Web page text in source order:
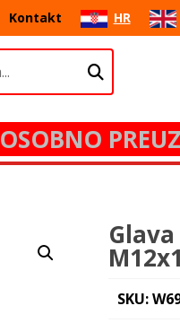
Kontakt HR
OSOBNO
SKU: